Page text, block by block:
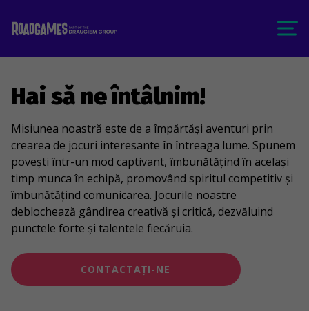
Hai să ne întâlnim!
Misiunea noastră este de a împărtăși aventuri prin
crearea de jocuri interesante în întreaga lume. Spunem
povești într-un mod captivant, îmbunătățind în același
timp munca în echipă, promovând spiritul competitiv și
îmbunătățind comunicarea. Jocurile noastre
deblochează gândirea creativă și critică, dezvăluind
punctele forte și talentele fiecăruia.
CONTACTAȚI-NE